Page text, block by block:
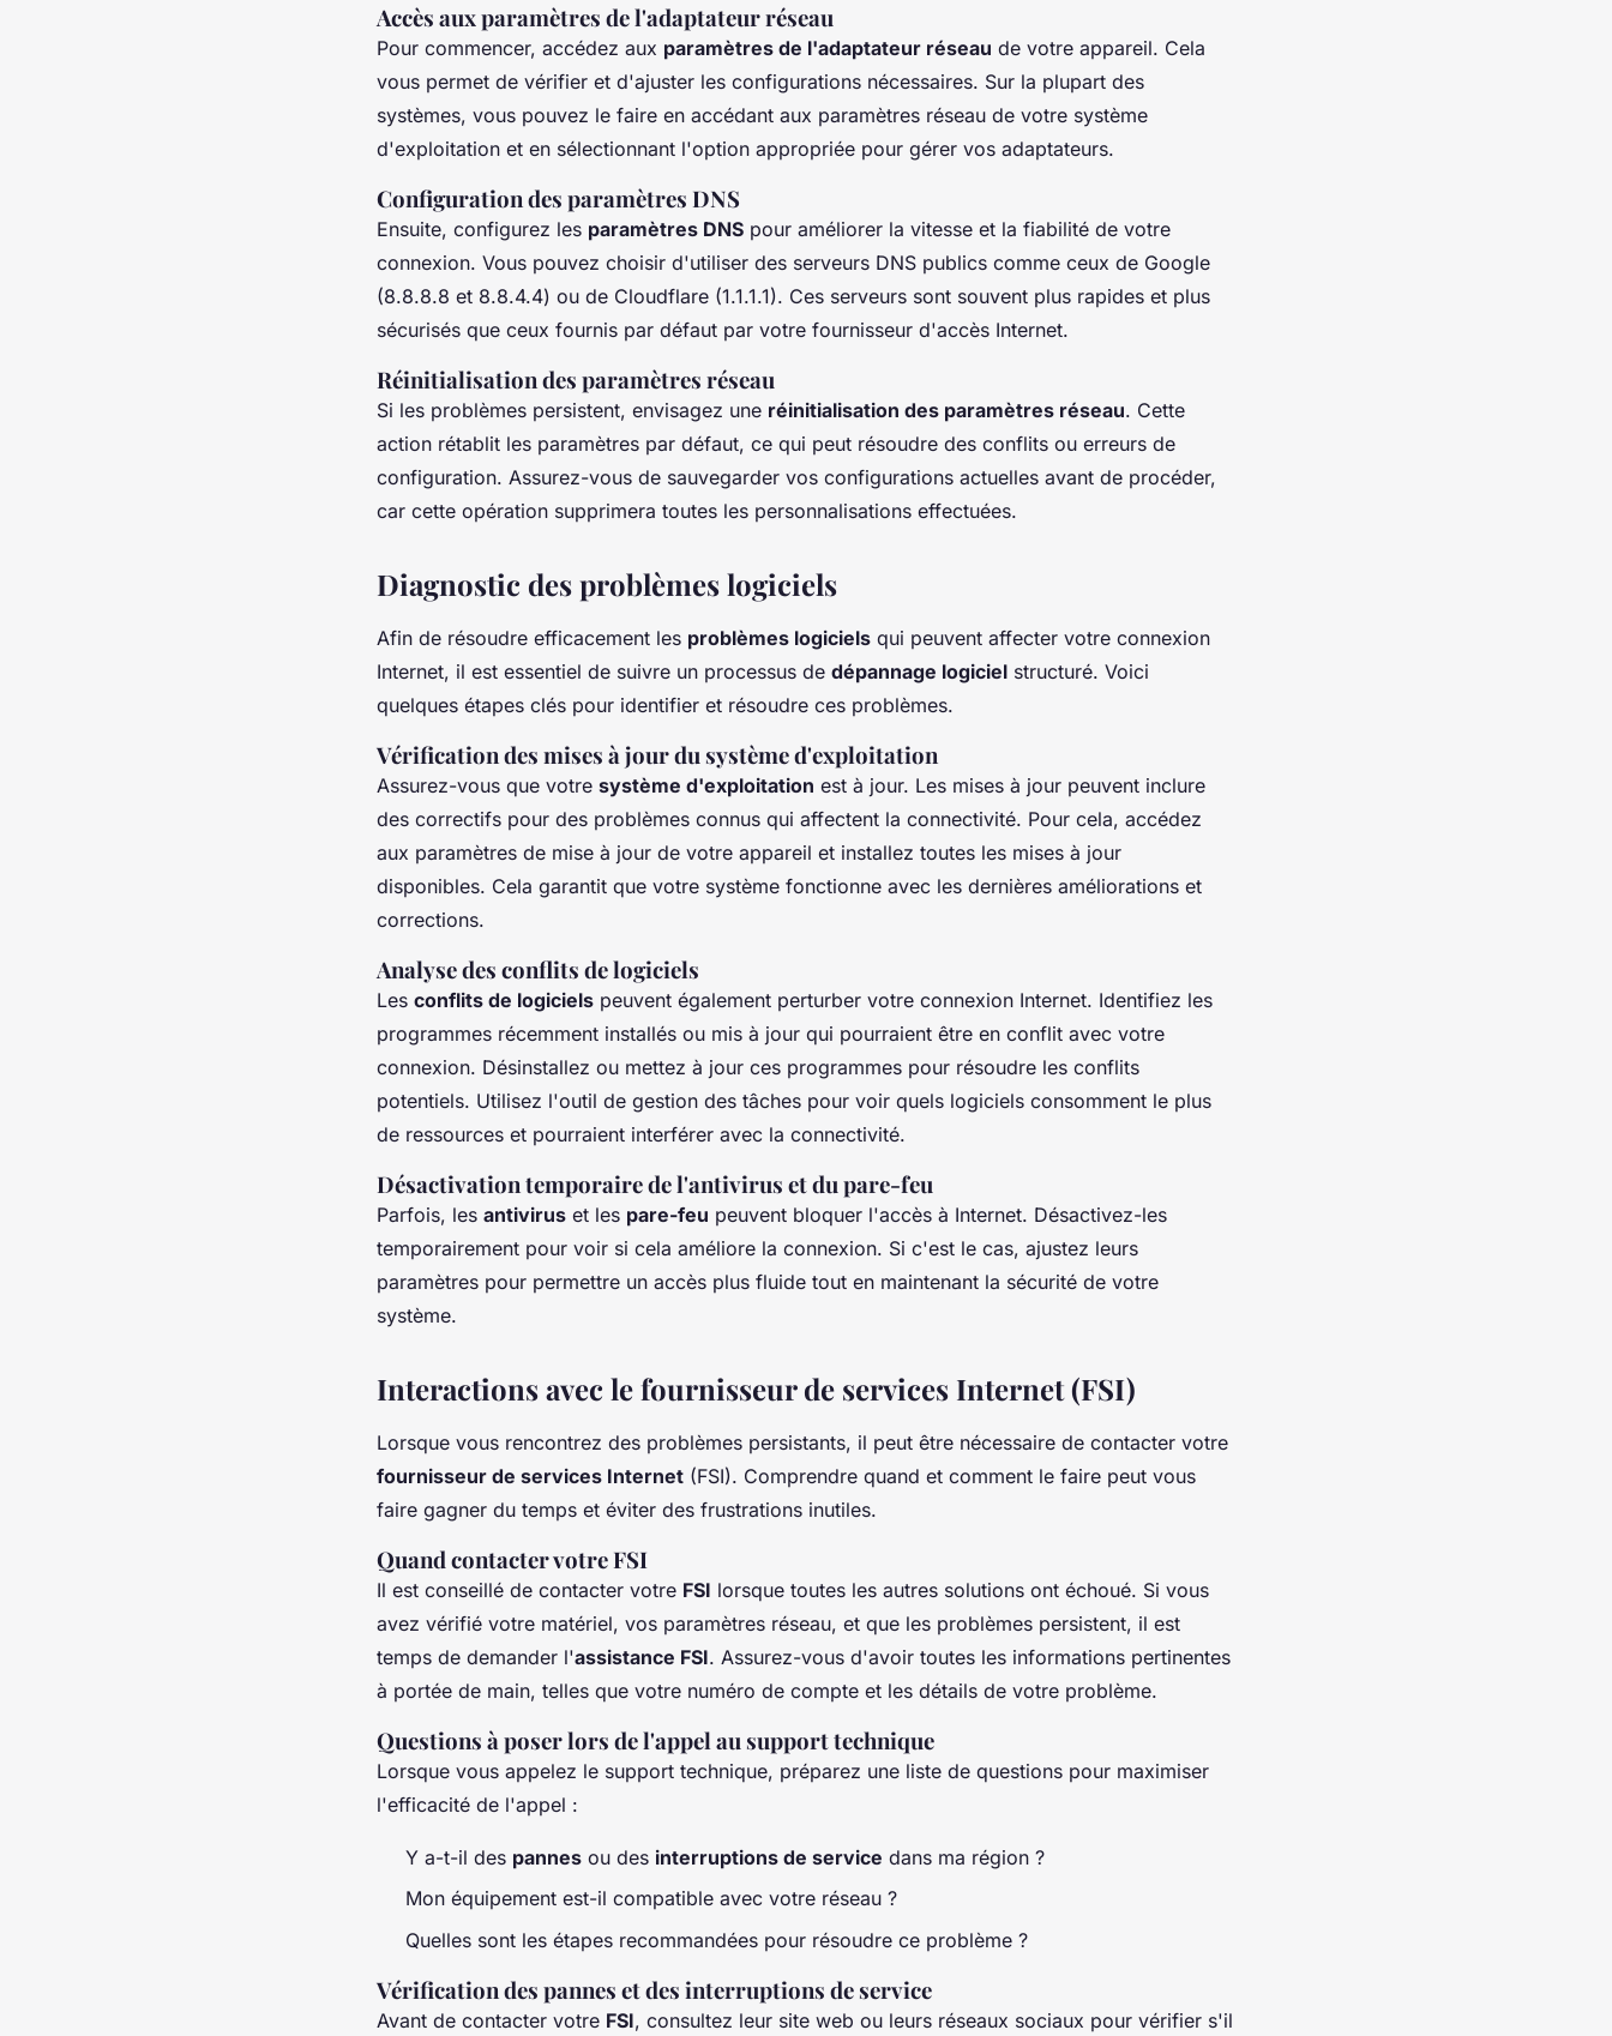
Accès aux paramètres de l'adaptateur réseau
Pour commencer, accédez aux paramètres de l'adaptateur réseau de votre appareil. Cela
vous permet de vérifier et d'ajuster les configurations nécessaires. Sur la plupart des
systèmes, vous pouvez le faire en accédant aux paramètres réseau de votre système
d'exploitation et en sélectionnant l'option appropriée pour gérer vos adaptateurs.
Configuration des paramètres DNS
Ensuite, configurez les paramètres DNS pour améliorer la vitesse et la fiabilité de votre
connexion. Vous pouvez choisir d'utiliser des serveurs DNS publics comme ceux de Google
(8.8.8.8 et 8.8.4.4) ou de Cloudflare (1.1.1.1). Ces serveurs sont souvent plus rapides et plus
sécurisés que ceux fournis par défaut par votre fournisseur d'accès Internet.
Réinitialisation des paramètres réseau
Si les problèmes persistent, envisagez une réinitialisation des paramètres réseau. Cette
action rétablit les paramètres par défaut, ce qui peut résoudre des conflits ou erreurs de
configuration. Assurez-vous de sauvegarder vos configurations actuelles avant de procéder,
car cette opération supprimera toutes les personnalisations effectuées.
Diagnostic des problèmes logiciels
Afin de résoudre efficacement les problèmes logiciels qui peuvent affecter votre connexion
Internet, il est essentiel de suivre un processus de dépannage logiciel structuré. Voici
quelques étapes clés pour identifier et résoudre ces problèmes.
Vérification des mises à jour du système d'exploitation
Assurez-vous que votre système d'exploitation est à jour. Les mises à jour peuvent inclure
des correctifs pour des problèmes connus qui affectent la connectivité. Pour cela, accédez
aux paramètres de mise à jour de votre appareil et installez toutes les mises à jour
disponibles. Cela garantit que votre système fonctionne avec les dernières améliorations et
corrections.
Analyse des conflits de logiciels
Les conflits de logiciels peuvent également perturber votre connexion Internet. Identifiez les
programmes récemment installés ou mis à jour qui pourraient être en conflit avec votre
connexion. Désinstallez ou mettez à jour ces programmes pour résoudre les conflits
potentiels. Utilisez l'outil de gestion des tâches pour voir quels logiciels consomment le plus
de ressources et pourraient interférer avec la connectivité.
Désactivation temporaire de l'antivirus et du pare-feu
Parfois, les antivirus et les pare-feu peuvent bloquer l'accès à Internet. Désactivez-les
temporairement pour voir si cela améliore la connexion. Si c'est le cas, ajustez leurs
paramètres pour permettre un accès plus fluide tout en maintenant la sécurité de votre
système.
Interactions avec le fournisseur de services Internet (FSI)
Lorsque vous rencontrez des problèmes persistants, il peut être nécessaire de contacter votre
fournisseur de services Internet (FSI). Comprendre quand et comment le faire peut vous
faire gagner du temps et éviter des frustrations inutiles.
Quand contacter votre FSI
Il est conseillé de contacter votre FSI lorsque toutes les autres solutions ont échoué. Si vous
avez vérifié votre matériel, vos paramètres réseau, et que les problèmes persistent, il est
temps de demander l'assistance FSI. Assurez-vous d'avoir toutes les informations pertinentes
à portée de main, telles que votre numéro de compte et les détails de votre problème.
Questions à poser lors de l'appel au support technique
Lorsque vous appelez le support technique, préparez une liste de questions pour maximiser
l'efficacité de l'appel :
Y a-t-il des pannes ou des interruptions de service dans ma région ?
Mon équipement est-il compatible avec votre réseau ?
Quelles sont les étapes recommandées pour résoudre ce problème ?
Vérification des pannes et des interruptions de service
Avant de contacter votre FSI, consultez leur site web ou leurs réseaux sociaux pour vérifier s'il